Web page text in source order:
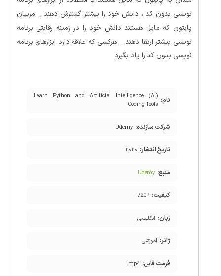
نویسی بدون کد ، دانش خود را بیشتر گسترش دهند _ مربیان
پایتون که مایل هستند دانش خود را در زمینه رقابتی برنامه
نویسی بیشتر ارتقا دهند _ هرکسی که علاقه دارد ابزارهای برنامه
نویسی بدون کد را یاد بگیرد
نام: Learn Python and Artificial Intelligence (AI)
Coding Tools
شرکت سازنده: Udemy
تاریخ انتشار: ۲۰۲۰
منبع: Udemy
کیفیت: 720P
زبان: انگلیسی
ژانر: آموزشی
فرمت فایل: mp4